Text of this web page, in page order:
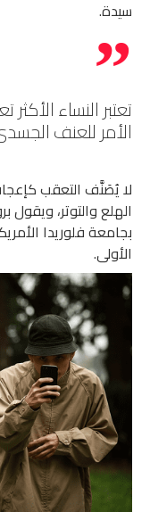
سيدة.
تعتبر النساء الأكثر
الأمر للعنف
لا يُصَنَّف التعقب
الهلع والتوتر، ويقول
بجامعة فلوريدا
الأولى.